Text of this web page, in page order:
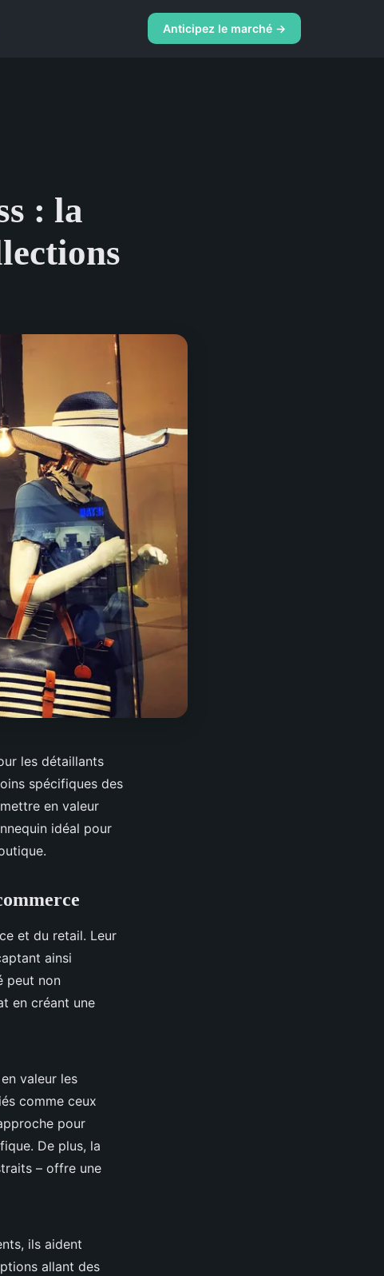
Anticipez le marché →
: la
les détaillants
spécifiques des
en valeur
idéal pour
et du retail. Leur
ainsi
peut non
en créant une
valeur les
comme ceux
pour
De plus, la
– offre une
ils aident
allant des